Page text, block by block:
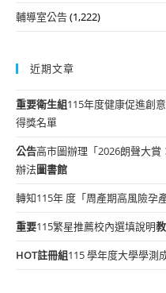
輔導室公告(1,222)
近期文章
重要衛生組115年度健康促進創
得獎名單
公告高市圖辦理「2026朗聲大
辦法圖書館
轉知115年 度「周產期高風險孕
重要115繁星推薦校內選填說明
HOT註冊組115 學年度大學學測